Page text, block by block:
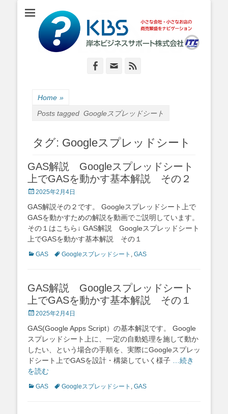
岸本ビジネスサポ
ート株式会社
小さな会社・小さなお店のIT経営をナビゲーション
Facebook
Email
Home »
Posts tagged Googleスプレッドシート
タグ: Googleスプレッドシート
GAS解説 Googleスプレッドシート
上でGASを動かす基本解説 その２
Posted
2025年2月4日
GAS解説その２です。 Googleスプレッドシート上で
GASを動かすための解説を動画でご説明しています。
その１はこちら↓ GAS解説 Googleスプレッドシート
上でGASを動かす基本解説 その１
Categories
GAS TagsGoogleスプレッドシート , GAS
GAS解説 Googleスプレッドシート
上でGASを動かす基本解説 その１
Posted
2025年2月4日
GAS(Google Apps Script）の基本解説です。 Google
スプレッドシート上に、一定の自動処理を施して動か
したい、という場合の手順を、実際にGoogleスプレッ
ドシート上でGASを設計・構築していく様子
…続き
を読む
Categories
GAS TagsGoogleスプレッドシート , GAS